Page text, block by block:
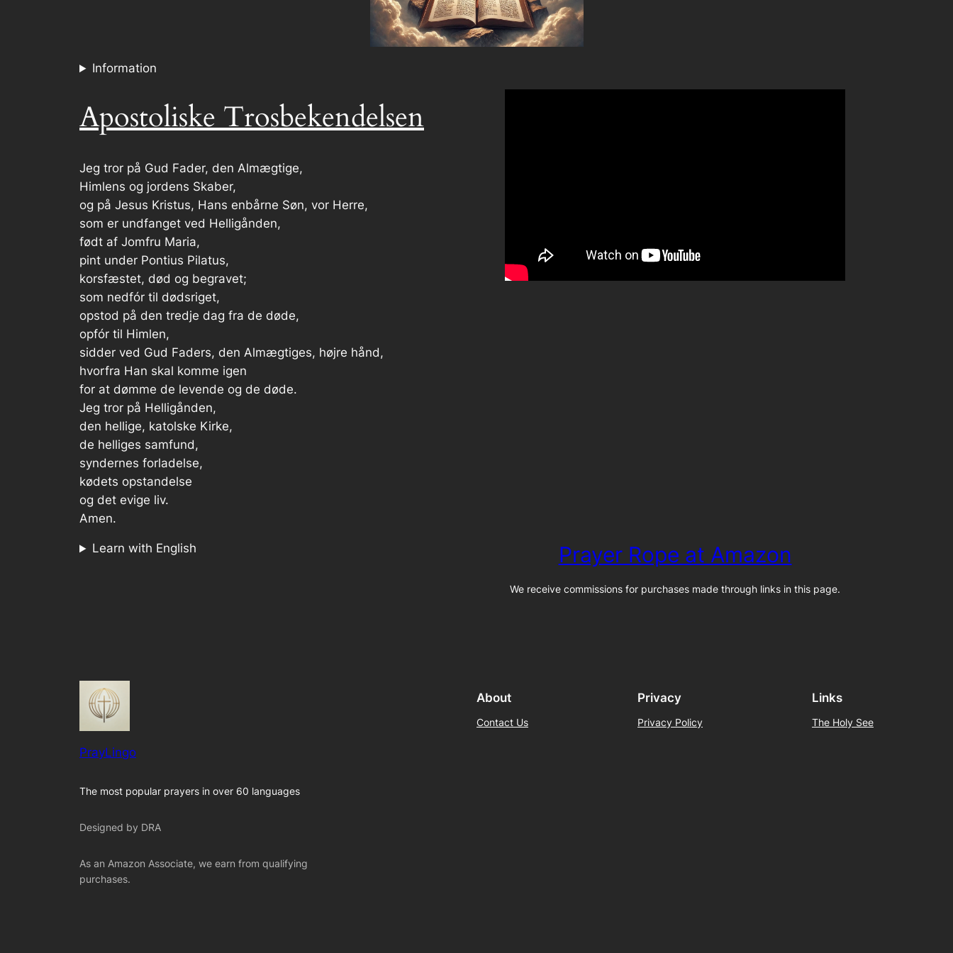
Information
Apostoliske Trosbekendelsen
Jeg tror på Gud Fader, den Almægtige,
Himlens og jordens Skaber,
og på Jesus Kristus, Hans enbårne Søn, vor Herre,
som er undfanget ved Helligånden,
født af Jomfru Maria,
pint under Pontius Pilatus,
korsfæstet, død og begravet;
som nedfór til dødsriget,
opstod på den tredje dag fra de døde,
opfór til Himlen,
sidder ved Gud Faders, den Almægtiges, højre hånd,
hvorfra Han skal komme igen
for at dømme de levende og de døde.
Jeg tror på Helligånden,
den hellige, katolske Kirke,
de helliges samfund,
syndernes forladelse,
kødets opstandelse
og det evige liv.
Amen.
Learn with English Prayer Rope at Amazon
We receive commissions for purchases made through links in this page.
PrayLingo
The most popular prayers in over 60 languages
Designed by DRA
As an Amazon Associate, we earn from qualifying
purchases.
About
Contact Us
Privacy
Privacy Policy
Links
The Holy See